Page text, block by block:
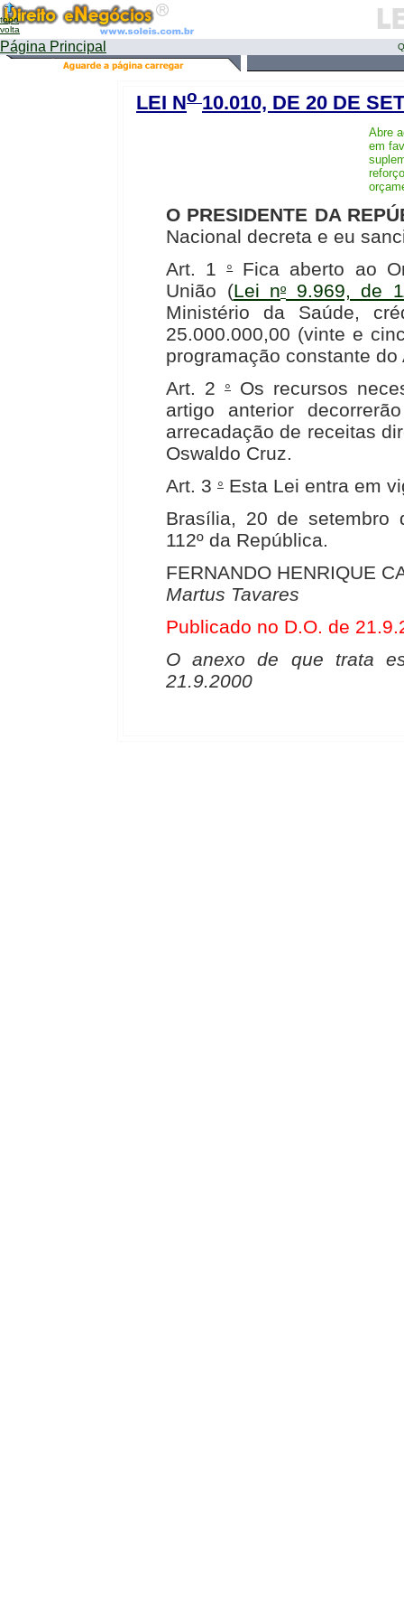
topo
volta
Página Principal
LEI No 10.010, DE 20 DE
Abre
em
O PRESIDENTE DA
Nacional decreta e eu
Art. 1°Fica aberto ao
União (Lei nº 9.969, de
Ministério da Saúde,
25.000.000,00 (vinte e
programação constante
Art. 2 ° Os recursos
artigo anterior
arrecadação de receitas
Oswaldo Cruz.
Art. 3 ° Esta Lei entra em
Brasília, 20 de setembro
112º da República.
FERNANDO HENRIQUE
Martus Tavares
Publicado no D.O. de
O anexo de que trata
21.9.2000